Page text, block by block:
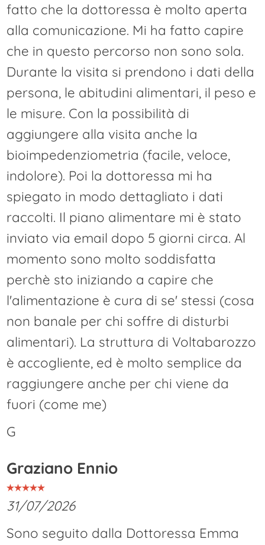
fatto che la dottoressa è molto aperta
alla comunicazione. Mi ha fatto capire
che in questo percorso non sono sola.
Durante la visita si prendono i dati della
persona, le abitudini alimentari, il peso e
le misure. Con la possibilità di
aggiungere alla visita anche la
bioimpedenziometria (facile, veloce,
indolore). Poi la dottoressa mi ha
spiegato in modo dettagliato i dati
raccolti. Il piano alimentare mi è stato
inviato via email dopo 5 giorni circa. Al
momento sono molto soddisfatta
perchè sto iniziando a capire che
l'alimentazione è cura di se' stessi (cosa
non banale per chi soffre di disturbi
alimentari). La struttura di Voltabarozzo
è accogliente, ed è molto semplice da
raggiungere anche per chi viene da
fuori (come me)
G
Graziano Ennio
31/07/2026
Sono seguito dalla Dottoressa Emma